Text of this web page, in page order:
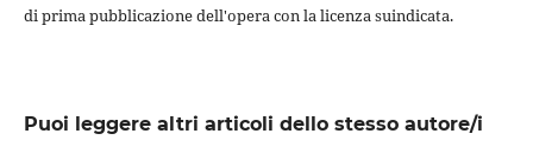
di prima pubblicazione dell'opera con la licenza suindicata.
Puoi leggere altri articoli dello stesso autore/i